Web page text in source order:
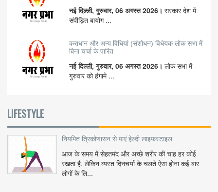
नई दिल्ली, गुरुवार, 06 अगस्त 2026। सरकार देश में
संपीड़ित बायोग ...
कराधान और अन्य विधियां (संशोधन) विधेयक लोक सभा में
बिना चर्चा के पारित
नई दिल्ली, गुरुवार, 06 अगस्त 2026। लोक सभा में
गुरुवार को हंगामे ...
LIFESTYLE
नियमित त्रिकोणासन से पाएं हेल्दी लाइफस्टाइल
आज के समय में सेहतमंद और अच्छे शरीर की चाह हर कोई
रखता है, लेकिन व्यस्त दिनचर्या के चलते ऐसा होना कई बार
लोगों के लि...